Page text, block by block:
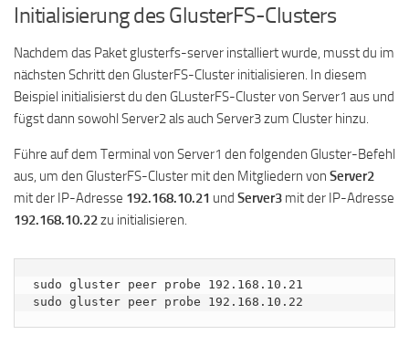
Initialisierung des GlusterFS-Clusters
Nachdem das Paket glusterfs-server installiert wurde, musst du im
nächsten Schritt den GlusterFS-Cluster initialisieren. In diesem
Beispiel initialisierst du den GLusterFS-Cluster von Server1 aus und
fügst dann sowohl Server2 als auch Server3 zum Cluster hinzu.
Führe auf dem Terminal von Server1 den folgenden Gluster-Befehl
aus, um den GlusterFS-Cluster mit den Mitgliedern von Server2
mit der IP-Adresse 192.168.10.21 und Server3 mit der IP-Adresse
192.168.10.22 zu initialisieren.
sudo gluster peer probe 192.168.10.21
sudo gluster peer probe 192.168.10.22